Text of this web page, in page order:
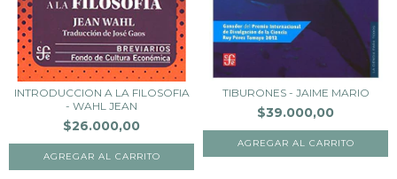
INTRODUCCION A LA FILOSOFIA
- WAHL JEAN
$26.000,00
TIBURONES - JAIME MARIO
$39.000,00